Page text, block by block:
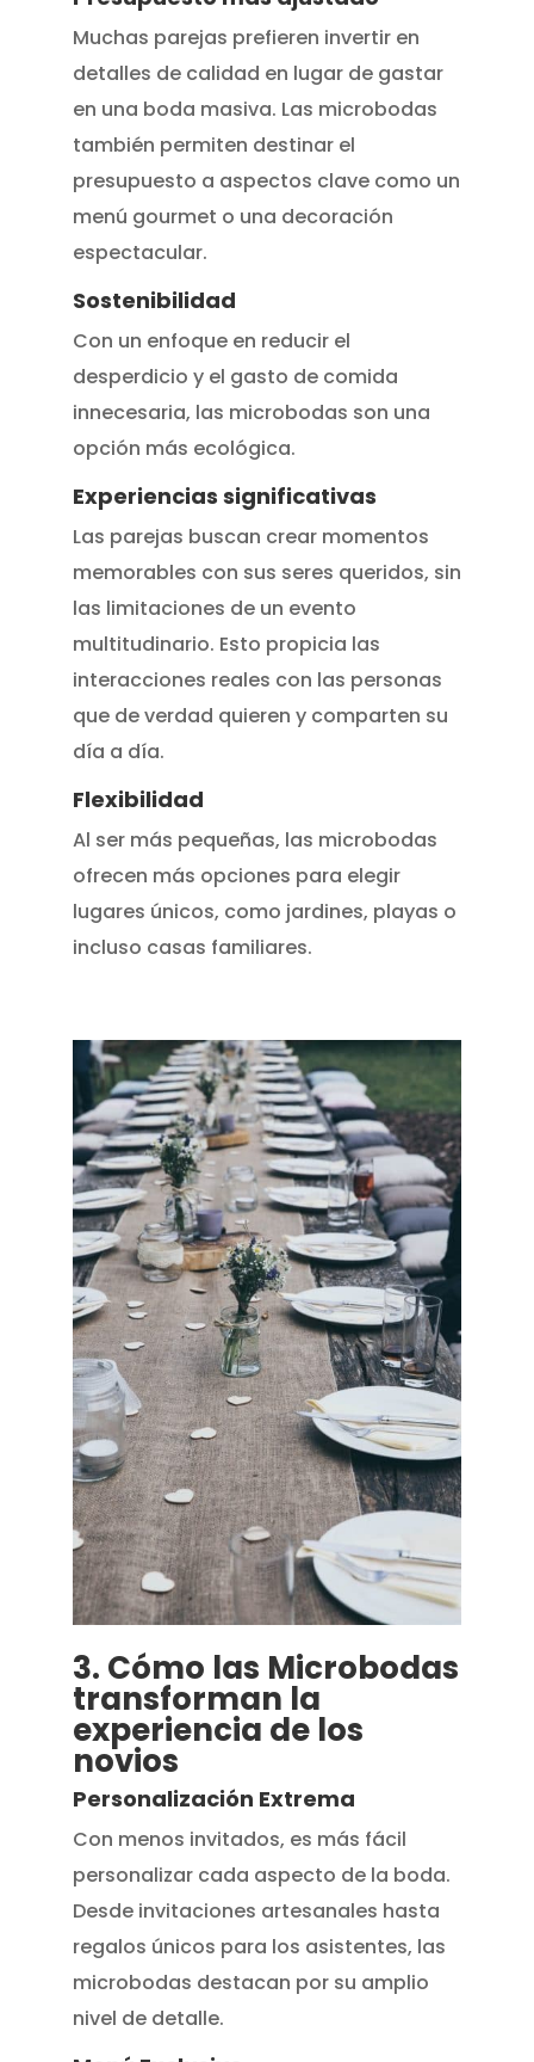
Muchas parejas prefieren invertir en
detalles de calidad en lugar de gastar
en una boda masiva. Las microbodas
también permiten destinar el
presupuesto a aspectos clave como un
menú gourmet o una decoración
espectacular.
Sostenibilidad
Con un enfoque en reducir el
desperdicio y el gasto de comida
innecesaria, las microbodas son una
opción más ecológica.
Experiencias significativas
Las parejas buscan crear momentos
memorables con sus seres queridos, sin
las limitaciones de un evento
multitudinario. Esto propicia las
interacciones reales con las personas
que de verdad quieren y comparten su
día a día.
Flexibilidad
Al ser más pequeñas, las microbodas
ofrecen más opciones para elegir
lugares únicos, como jardines, playas o
incluso casas familiares.
3. Cómo las Microbodas
transforman la
experiencia de los
novios
Personalización Extrema
Con menos invitados, es más fácil
personalizar cada aspecto de la boda.
Desde invitaciones artesanales hasta
regalos únicos para los asistentes, las
microbodas destacan por su amplio
nivel de detalle.